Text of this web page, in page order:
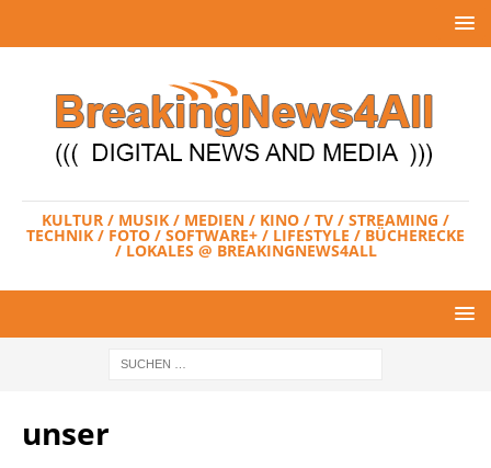
KULTUR / MUSIK / MEDIEN / KINO / TV / STREAMING /
TECHNIK / FOTO / SOFTWARE+ / LIFESTYLE / BÜCHERECKE
/ LOKALES @ BREAKINGNEWS4ALL
unser